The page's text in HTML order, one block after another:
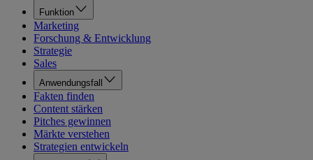
Funktion
Marketing
Forschung & Entwicklung
Strategie
Sales
Anwendungsfall
Fakten finden
Content stärken
Pitches gewinnen
Märkte verstehen
Strategien entwickeln